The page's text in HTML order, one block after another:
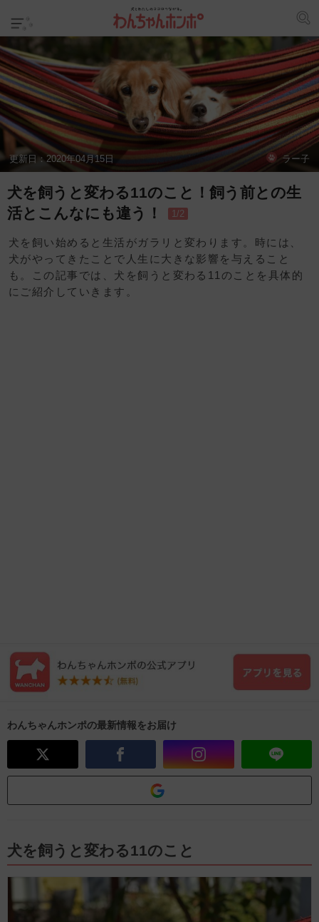
更新日： 2020年04月15日 ラー子
犬を飼うと変わる11のこと！飼う前との生
活とこんなにも違う！
1/2
犬を飼い始めると生活がガラリと変わります。時には、
犬がやってきたことで人生に大きな影響を与えること
も。この記事では、犬を飼うと変わる11のことを具体的
にご紹介していきます。
わんちゃんホンポの最新情報をお届け
犬を飼うと変わる11のこと